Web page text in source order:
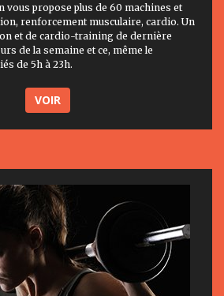
vous propose plus de 60 machines et
renforcement musculaire, cardio. Un
et de cardio-training de dernière
de la semaine et ce, même le
de 5h à 23h.
VOIR